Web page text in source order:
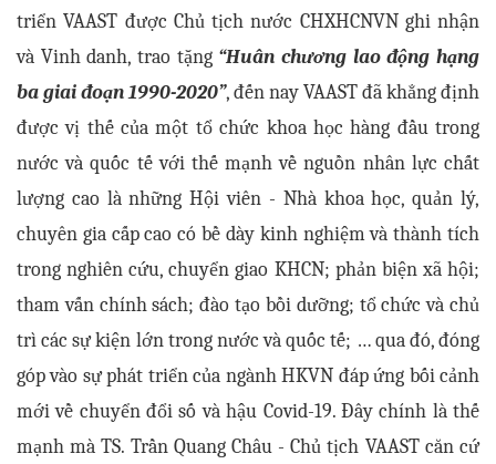
triển VAAST được Chủ tịch nước CHXHCNVN ghi nhận
và Vinh danh, trao tặng “Huân chương lao động hạng
ba giai đoạn 1990-2020”, đến nay VAAST đã khẳng định
được vị thế của một tổ chức khoa học hàng đầu trong
nước và quốc tế với thế mạnh về nguồn nhân lực chất
lượng cao là những Hội viên - Nhà khoa học, quản lý,
chuyên gia cấp cao có bề dày kinh nghiệm và thành tích
trong nghiên cứu, chuyển giao KHCN; phản biện xã hội;
tham vấn chính sách; đào tạo bồi dưỡng; tổ chức và chủ
trì các sự kiện lớn trong nước và quốc tế; … qua đó, đóng
góp vào sự phát triển của ngành HKVN đáp ứng bối cảnh
mới về chuyển đổi số và hậu Covid-19. Đây chính là thế
mạnh mà TS. Trần Quang Châu - Chủ tịch VAAST căn cứ